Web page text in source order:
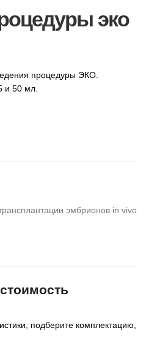
эко
процедуры ЭКО.
и 50 мл.
эмбрионов in vivo
подберите комплектацию,